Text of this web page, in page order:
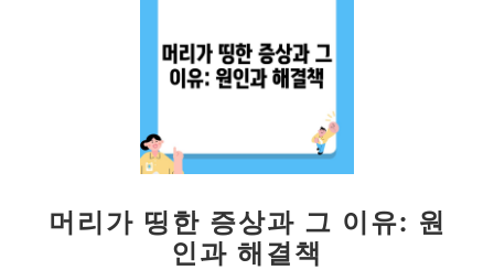
머리가 띵한 증상과 그 이유: 원
인과 해결책